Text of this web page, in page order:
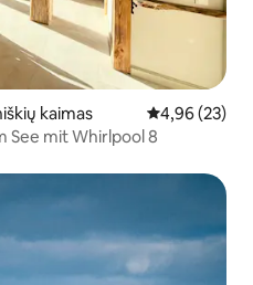
kaimas
4,96 (23)
See mit Whirlpool 8